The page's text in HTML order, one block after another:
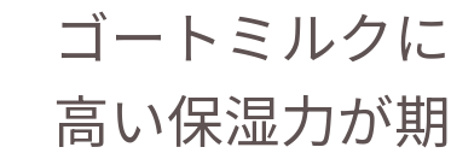
ゴートミルク
高い保湿力が